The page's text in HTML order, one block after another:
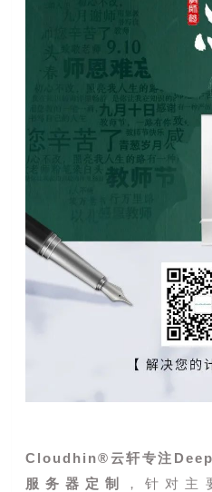
Cloudhin®云轩专注
服务器定制
，针对主